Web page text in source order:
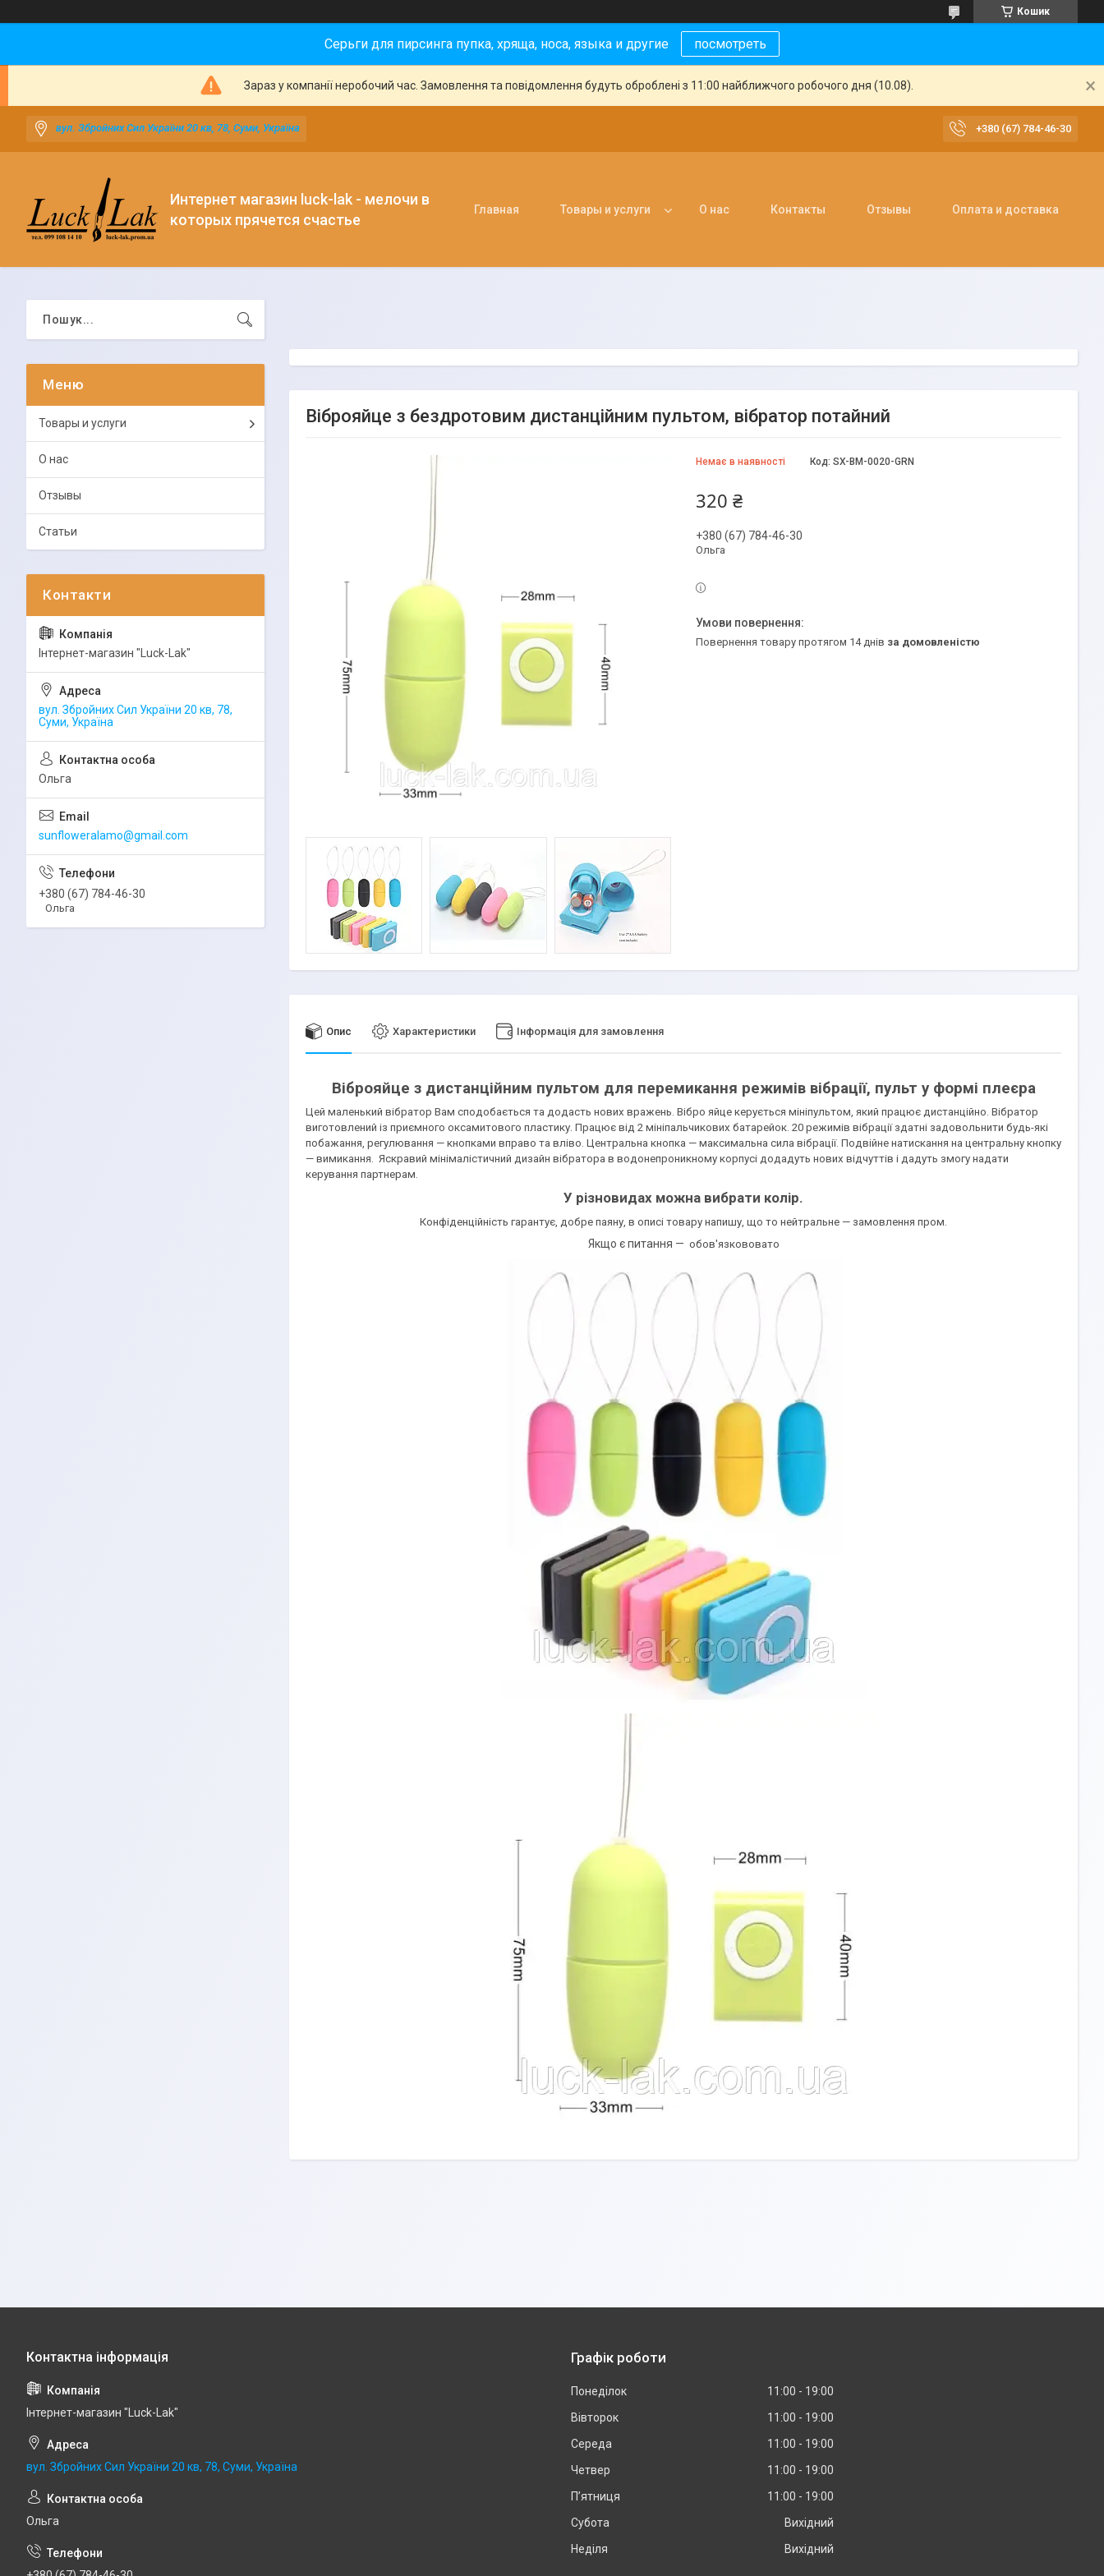
Кошик
Серьги для пирсинга пупка, хряща, носа, языка и другие посмотреть
Зараз у компанії неробочий час. Замовлення та повідомлення будуть оброблені з 11:00 найближчого робочого дня (10.08).
вул. Збройних Сил України 20 кв, 78, Суми, Україна +380 (67) 784-46-30
Интернет магазин luck-lak - мелочи в
которых прячется счастье
Главная Товары и услуги О нас Контакты Отзывы Оплата и доставка
Віброяйце з бездротовим дистанційним пультом, вібратор потайний
Немає в наявності Код: SX-BM-0020-GRN
320 ₴
+380 (67) 784-46-30
Ольга
повернення товару протягом 14 днів за домовленістю
Опис Характеристики Інформація для замовлення
Віброяйце з дистанційним пультом для перемикання режимів вібрації, пульт у формі плеєра
Цей маленький вібратор Вам сподобається та додасть нових вражень. Вібро яйце керується мініпультом, який працює дистанційно. Вібратор
виготовлений із приємного оксамитового пластику. Працює від 2 мініпальчикових батарейок. 20 режимів вібрації здатні задовольнити будь-які
побажання, регулювання — кнопками вправо та вліво. Центральна кнопка — максимальна сила вібрації. Подвійне натискання на центральну кнопку
— вимикання. Яскравий мінімалістичний дизайн вібратора в водонепроникному корпусі додадуть нових відчуттів і дадуть змогу надати
керування партнерам.
У різновидах можна вибрати колір.
Конфіденційність гарантує, добре паяну, в описі товару напишу, що то нейтральне — замовлення пром.
Якщо є питання — обов'язкововато
Товары и услуги
О нас
Отзывы
Статьи
Інтернет-магазин "Luck-Lak"
вул. Збройних Сил України 20 кв, 78,
Суми, Україна
Ольга
sunfloweralamo@gmail.com
+380 (67) 784-46-30
Ольга
Інтернет-магазин "Luck-Lak"
вул. Збройних Сил України 20 кв, 78, Суми, Україна
Ольга
Графік роботи
Понеділок 11:00
19:00
Вівторок
11:00
19:00
Середа
11:00
19:00
Четвер
11:00
19:00
Пʼятниця
11:00
19:00
Субота
Вихідний
Неділя
Вихідний